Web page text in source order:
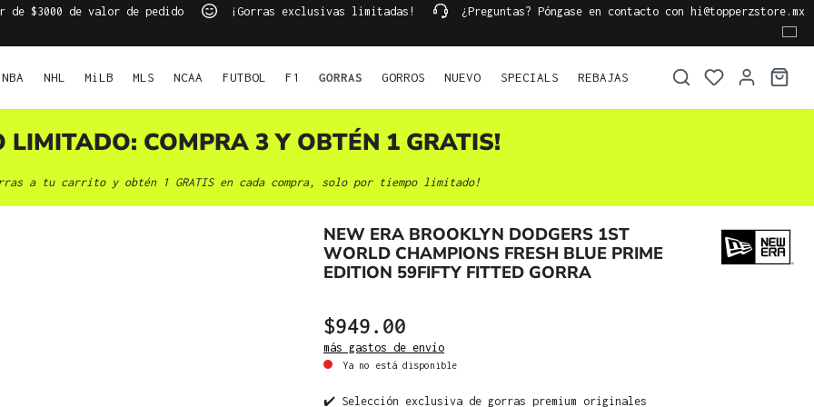
$3000 de valor de pedido ¡Gorras exclusivas limitadas! ¿Preguntas? Póngase en contacto con hi@topperzstore.mx
NBA NHL MiLB MLS NCAA FUTBOL F1 GORRAS GORROS NUEVO SPECIALS REBAJAS
LIMITADO: COMPRA 3 Y OBTÉN 1 GRATIS!
a tu carrito y obtén 1 GRATIS en cada compra, solo por tiempo limitado!
NEW ERA BROOKLYN DODGERS 1ST
WORLD CHAMPIONS FRESH BLUE PRIME
EDITION 59FIFTY FITTED GORRA
$949.00
más gastos de envío
Ya no está disponible
✔️ Selección exclusiva de gorras premium originales